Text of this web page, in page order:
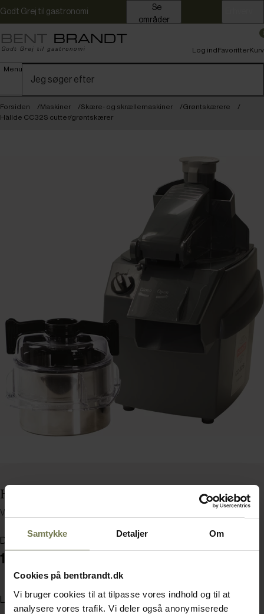
Samtykke Detaljer Om
Cookies på bentbrandt.dk
Vi bruger cookies til at tilpasse vores indhold og til at
analysere vores trafik. Vi deler også anonymiserede
Godt Grej til gastronomi
områder
Menu
Log indFavoritterKurv
Forsiden Maskiner Skære- og skrællemaskiner
Grøntskærere
Hällde CC32S cutter/grøntskærer
Hällde CC32S cutter/grøntskærer
Varenummer: 63585010
Din pris (ekskl. moms)
12.890,00 kr./stk.
Læg i kurv